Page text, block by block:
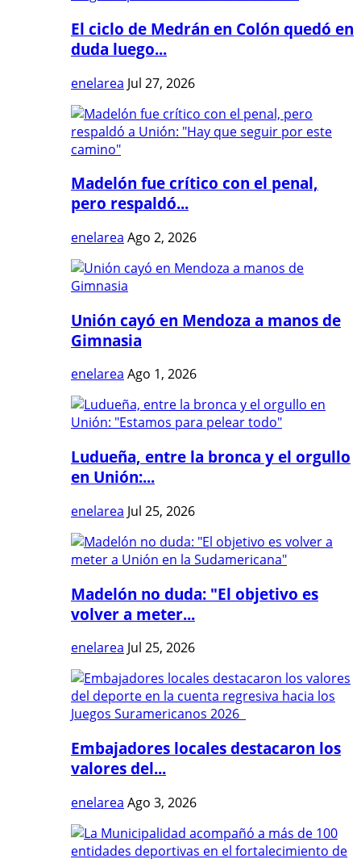
El ciclo de Medrán en Colón quedó en
duda luego...
enelarea Jul 27, 2026
Madelón fue crítico con el penal,
pero respaldó...
enelarea Ago 2, 2026
Unión cayó en Mendoza a manos de
Gimnasia
enelarea Ago 1, 2026
Ludueña, entre la bronca y el orgullo
en Unión:...
enelarea Jul 25, 2026
Madelón no duda: "El objetivo es
volver a meter...
enelarea Jul 25, 2026
Embajadores locales destacaron los
valores del...
enelarea Ago 3, 2026